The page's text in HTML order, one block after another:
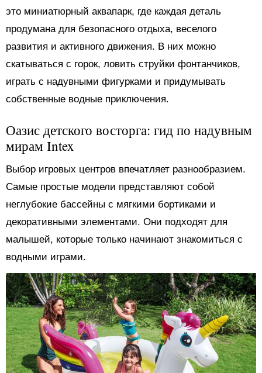
это миниатюрный аквапарк, где каждая деталь
продумана для безопасного отдыха, веселого
развития и активного движения. В них можно
скатываться с горок, ловить струйки фонтанчиков,
играть с надувными фигурками и придумывать
собственные водные приключения.
Оазис детского восторга: гид по надувным
мирам Intex
Выбор игровых центров впечатляет разнообразием.
Самые простые модели представляют собой
неглубокие бассейны с мягкими бортиками и
декоративными элементами. Они подходят для
малышей, которые только начинают знакомиться с
водными играми.